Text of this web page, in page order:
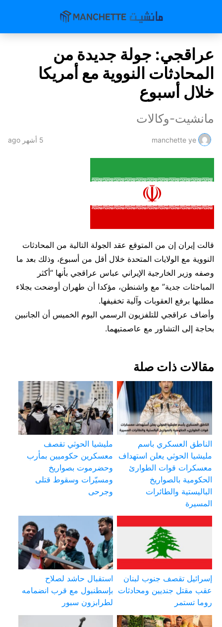
عراقجي: جولة جديدة من
المحادثات النووية مع أمريكا
خلال أسبوع
مانشيت-وكالات
manchette ye 5 أشهر ago
قالت إيران إن من المتوقع عقد الجولة التالية من المحادثات
النووية مع الولايات المتحدة خلال أقل من أسبوع، وذلك بعد ما
وصفه وزير الخارجية الإيراني عباس عراقجي بأنها “أكثر
المباحثات جدية” مع واشنطن، مؤكدا أن طهران أوضحت بجلاء
مطلبها برفع العقوبات وآلية تخفيفها.
وأضاف عراقجي للتلفزيون الرسمي اليوم الخميس أن الجانبين
بحاجة إلى التشاور مع عاصمتيهما.
مقالات ذات صلة
الناطق العسكري باسم
مليشيا الحوثي يعلن استهداف
معسكرات قوات الطوارئ
الحكومية بالصواريخ
الباليستية والطائرات
المسيرة
مليشيا الحوثي تقصف
معسكرين حكوميين بمأرب
وحضرموت بصواريخ
ومسيّرات وسقوط قتلى
وجرحى
إسرائيل تقصف جنوب لبنان
عقب مقتل جنديين ومحادثات
روما تستمر
استقبال حاشد لصلاح
بإسطنبول مع قرب انضمامه
لطرابزون سبور